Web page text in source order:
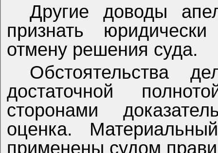
Другие доводы
признать
отмену решения суда.
Обстоятельства
достаточной
сторонами
оценка.
применены судом